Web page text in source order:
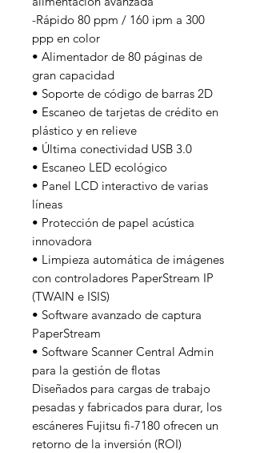
-Rápido 80 ppm / 160 ipm a 300
ppp en color
• Alimentador de 80 páginas de
gran capacidad
• Soporte de código de barras 2D
• Escaneo de tarjetas de crédito en
plástico y en relieve
• Última conectividad USB 3.0
• Escaneo LED ecológico
• Panel LCD interactivo de varias
líneas
• Protección de papel acústica
innovadora
• Limpieza automática de imágenes
con controladores PaperStream IP
(TWAIN e ISIS)
• Software avanzado de captura
PaperStream
• Software Scanner Central Admin
para la gestión de flotas
Diseñados para cargas de trabajo
pesadas y fabricados para durar, los
escáneres Fujitsu fi-7180 ofrecen un
retorno de la inversión (ROI)